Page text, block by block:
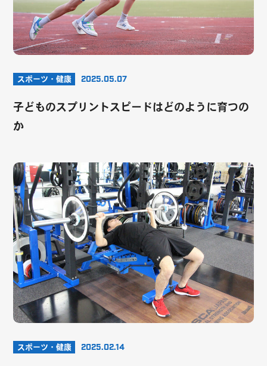
スポーツ・健康 2025.05.07
子どものスプリントスピードはどのように育つの
か
スポーツ・健康 2025.02.14